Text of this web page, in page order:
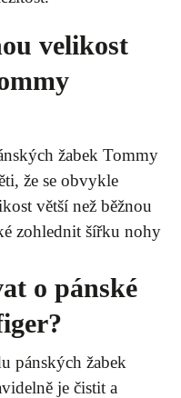
velikost
žabek Tommy
že se obvykle
větší než běžnou
zohlednit šířku nohy
o pánské
pánských žabek
je čistit a